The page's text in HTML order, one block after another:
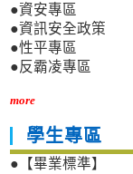
●資安專區
●資訊安全政策
●性平專區
●反霸凌專區
more
學生專區
●【畢業標準】